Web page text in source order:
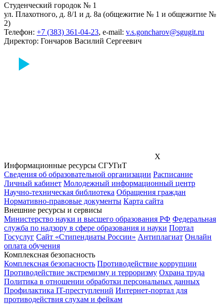
Студенческий городок № 1
ул. Плахотного, д. 8/1 и д. 8а (общежитие № 1 и общежитие №
2)
Телефон: +7 (383) 361-04-23, e-mail: v.s.goncharov@sgugit.ru
Директор: Гончаров Василий Сергеeвич
X
Информационные ресурсы СГУГиТ
Сведения об образовательной организации Расписание
Личный кабинет Молодежный информационный центр
Научно-техническая библиотека Обращения граждан
Нормативно-правовые документы Карта сайта
Внешние ресурсы и сервисы
Министерство науки и высшего образования РФ Федеральная
служба по надзору в сфере образования и науки Портал
Госуслуг Сайт «Стипендиаты России» Антиплагиат Онлайн
оплата обучения
Комплексная безопасность
Комплексная безопасность Противодействие коррупции
Противодействие экстремизму и терроризму Охрана труда
Политика в отношении обработки персональных данных
Профилактика IT-преступлений Интернет-портал для
противодействия слухам и фейкам